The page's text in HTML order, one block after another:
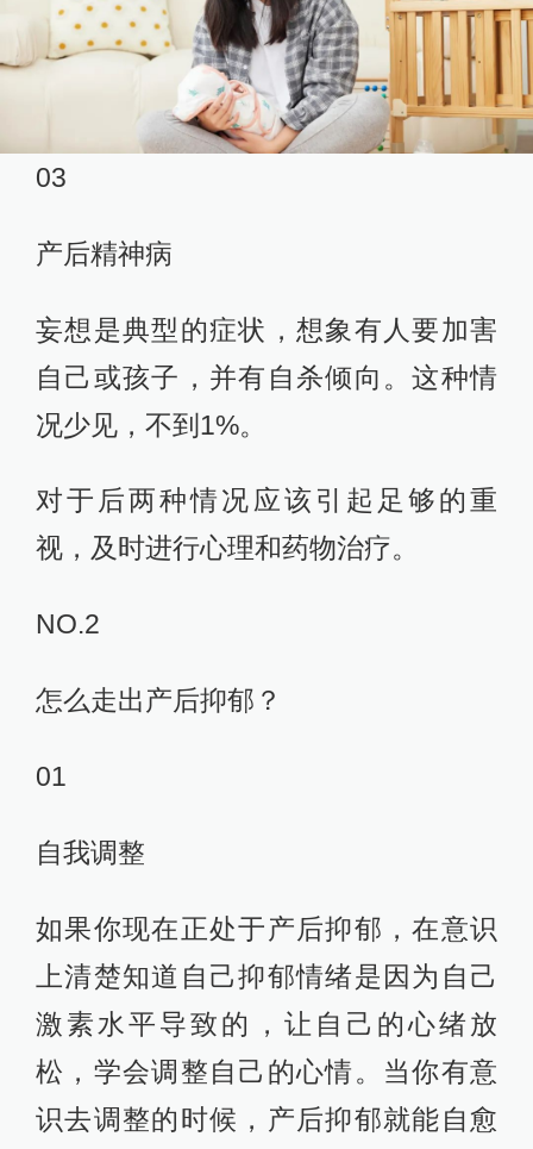
03
产后精神病
妄想是典型的症状，想象有人要加害
自己或孩子，并有自杀倾向。这种情
况少见，不到1%。
对于后两种情况应该引起足够的重
视，及时进行心理和药物治疗。
NO.2
怎么走出产后抑郁？
01
自我调整
如果你现在正处于产后抑郁，在意识
上清楚知道自己抑郁情绪是因为自己
激素水平导致的，让自己的心绪放
松，学会调整自己的心情。当你有意
识去调整的时候，产后抑郁就能自愈